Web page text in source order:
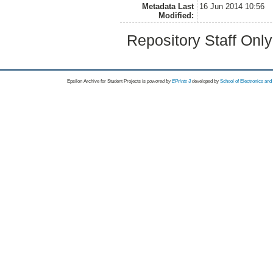
Metadata Last
Modified:
16 Jun 2014 10:56
Repository Staff
Epsilon Archive for Student Projects is powored byEPrints 3 developed by School of Electronics